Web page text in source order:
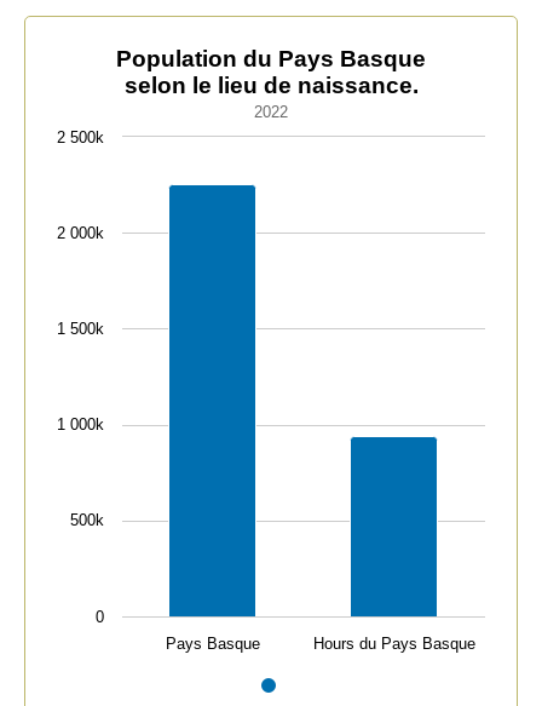
Population du Pays Basque selon le lieu de naissance.
Bar chart with 2 bars.
2022
The chart has 1 Y axis displaying values. Data ranges
Population du Pays Basque
selon le lieu de naissance.
2022
Pays Basque Hours du Pays Basque
0
500k
1 000k
1 500k
2 000k
2 500k